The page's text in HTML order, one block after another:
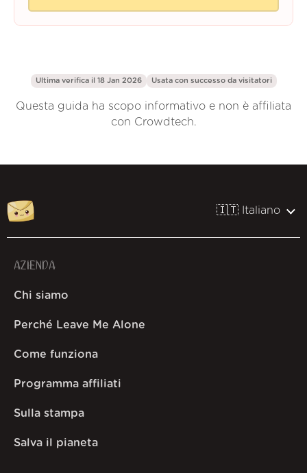
Ultima verifica il 18 Jan 2026 Usata con successo da visitatori
Questa guida ha scopo informativo e non è affiliata
con Crowdtech.
🇮🇹 Italiano
AZIENDA
Chi siamo
Perché Leave Me Alone
Come funziona
Programma affiliati
Sulla stampa
Salva il pianeta